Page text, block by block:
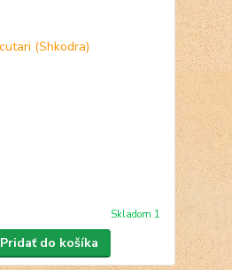
Skladom 1
Pridať do košíka